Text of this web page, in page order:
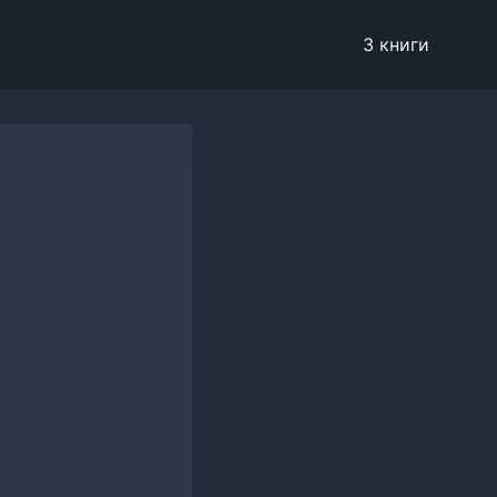
3 книги